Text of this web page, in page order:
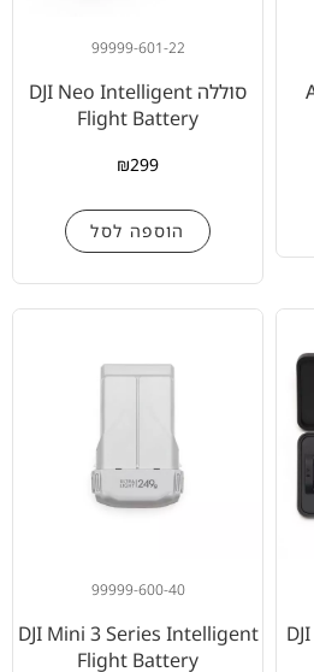
99999-601-22
סוללה DJI Neo Intelligent
Flight Battery
₪299
הוספה לסל
99999-600-40
DJI Mini 3 Series Intelligent
Flight Battery